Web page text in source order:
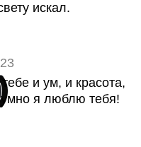
искал.